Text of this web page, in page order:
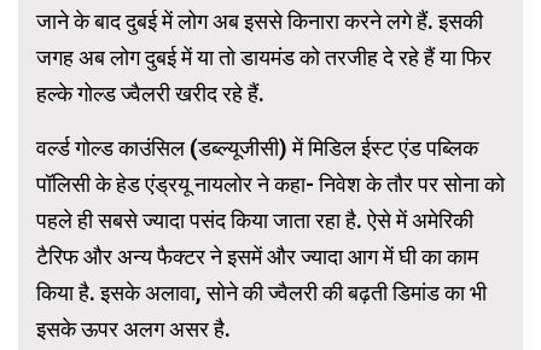
जाने के बाद दुबई में लोग अब इससे किनारा करने लगे हैं. इसकी
जगह अब लोग दुबई में या तो डायमंड को तरजीह दे रहे हैं या फिर
हल्के गोल्ड ज्वैलरी खरीद रहे हैं.
वर्ल्ड गोल्ड काउंसिल (डब्ल्यूजीसी) में मिडिल ईस्ट एंड पब्लिक
पॉलिसी के हेड एंड्रयू नायलोर ने कहा- निवेश के तौर पर सोना को
पहले ही सबसे ज्यादा पसंद किया जाता रहा है. ऐसे में अमेरिकी
टैरिफ और अन्य फैक्टर ने इसमें और ज्यादा आग में घी का काम
किया है. इसके अलावा, सोने की ज्वैलरी की बढ़ती डिमांड का भी
इसके ऊपर अलग असर है.